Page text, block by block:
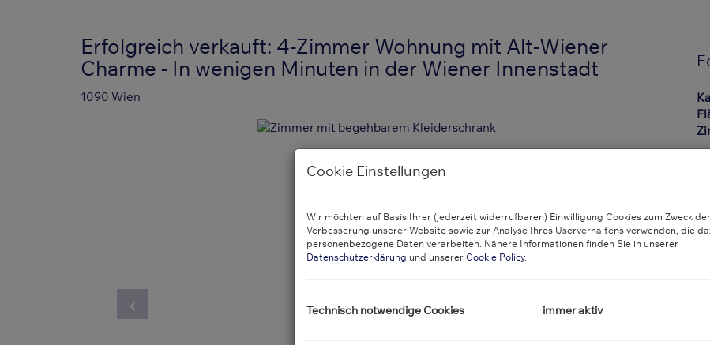
Erfolgreich verkauft: 4-Zimmer Wohnung mit Alt-Wiener
Charme - In wenigen Minuten in der Wiener Innenstadt
1090 Wien
Cookie Einstellungen
Wir möchten auf Basis Ihrer (jederzeit widerrufbaren) Einwilligung Cookies zum Zweck der
Verbesserung unserer Website sowie zur Analyse Ihres Userverhaltens verwenden, die
personenbezogene Daten verarbeiten. Nähere Informationen finden Sie in unserer
Datenschutzerklärung und unserer Cookie Policy.
Technisch notwendige Cookies immer aktiv